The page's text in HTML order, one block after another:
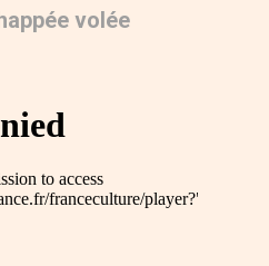
volée